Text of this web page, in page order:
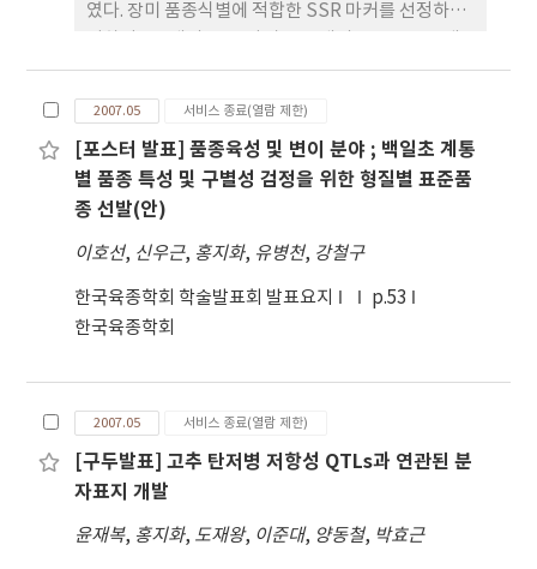
으로 기대된다.
였다. 장미 품종식별에 적합한 SSR 마커를 선정하기
상으로 분석하였다. 최종 선발된 22개의 SSR 마커를
대상으로 69품종을 이용하여 분석하였을 때 대립유
전자의 수는 2～10개의 분포를 나타내었으며 총 114
개의 대립유전자가 분석되었다. PIC 값은 0.211～
0.813의 범위에 속하였으며 평균값은 0.621로 나타났
다. SSR 마커를 이용하여 작성된 장미 69품종의 품종
간 유전적 거리는 0.41～0.87의 범위로 나타났고, 공
다. 본 연구결과는 장미 품종의 식별과 유전적 다양성
연구를 위한 기초 자료로 유용하게 활용될 수 있을 것
2007.05 서비스 종료(열람 제한)
[포스터 발표] 품종육성 및 변이 분야 ; 백일초 계통
별 품종 특성 및 구별성 검정을 위한 형질별 표준품
종 선발(안)
이호선, 신우근, 홍지화, 유병천, 강철구
한국육종학회 학술발표회 발표요지
p.53
한국육종학회
2007.05 서비스 종료(열람 제한)
[구두발표] 고추 탄저병 저항성 QTLs과 연관된 분
자표지 개발
윤재복, 홍지화, 도재왕, 이준대, 양동철, 박효근